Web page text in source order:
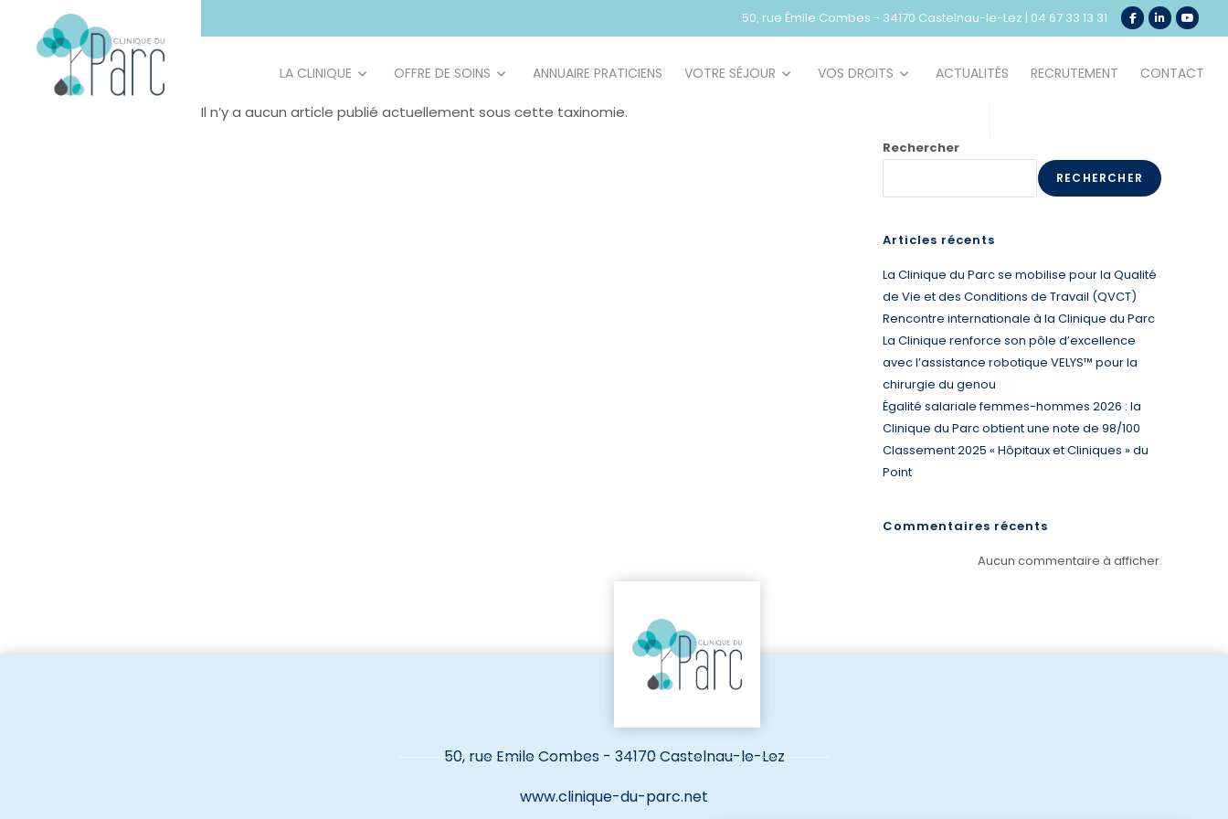
principal
50, rue Émile Combes - 34170 Castelnau-le-Lez | 04 67 33 13 31
LA CLINIQUE OFFRE DE SOINS ANNUAIRE PRATICIENS VOTRE SÉJOUR VOS DROITS ACTUALITÉS RECRUTEMENT CONTACT
Il n’y a aucun article publié actuellement sous cette taxinomie.
Rechercher
RECHERCHER
Articles récents
La Clinique du Parc se mobilise pour la Qualité
de Vie et des Conditions de Travail (QVCT)
Rencontre internationale à la Clinique du Parc
La Clinique renforce son pôle d’excellence
avec l’assistance robotique VELYS™ pour la
chirurgie du genou
Égalité salariale femmes-hommes 2026 : la
Clinique du Parc obtient une note de 98/100
Classement 2025 « Hôpitaux et Cliniques » du
Point
Commentaires récents
Aucun commentaire à afficher.
50, rue Emile Combes - 34170 Castelnau-le-Lez
www.clinique-du-parc.net